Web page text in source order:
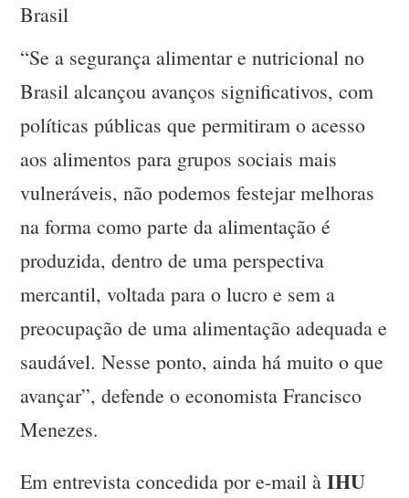
Brasil
“Se a segurança alimentar e nutricional no
Brasil alcançou avanços significativos, com
políticas públicas que permitiram o acesso
aos alimentos para grupos sociais mais
vulneráveis, não podemos festejar melhoras
na forma como parte da alimentação é
produzida, dentro de uma perspectiva
mercantil, voltada para o lucro e sem a
preocupação de uma alimentação adequada e
saudável. Nesse ponto, ainda há muito o que
avançar”, defende o economista Francisco
Menezes.
Em entrevista concedida por e-mail àIHU